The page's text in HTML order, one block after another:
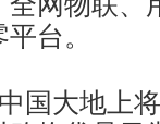
台。
国大地上